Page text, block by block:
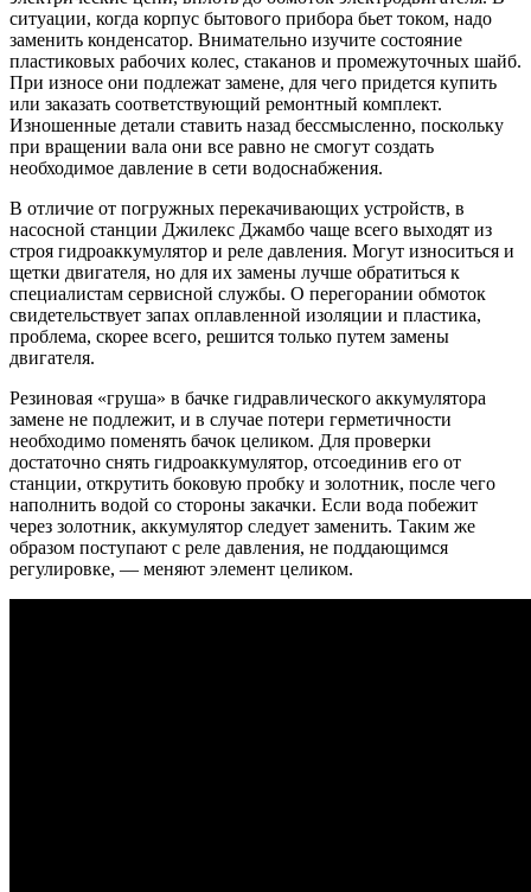
ситуации, когда корпус бытового прибора бьет током, надо
заменить конденсатор. Внимательно изучите состояние
пластиковых рабочих колес, стаканов и промежуточных шайб.
При износе они подлежат замене, для чего придется купить
или заказать соответствующий ремонтный комплект.
Изношенные детали ставить назад бессмысленно, поскольку
при вращении вала они все равно не смогут создать
необходимое давление в сети водоснабжения.
В отличие от погружных перекачивающих устройств, в
насосной станции Джилекс Джамбо чаще всего выходят из
строя гидроаккумулятор и реле давления. Могут износиться и
щетки двигателя, но для их замены лучше обратиться к
специалистам сервисной службы. О перегорании обмоток
свидетельствует запах оплавленной изоляции и пластика,
проблема, скорее всего, решится только путем замены
двигателя.
Резиновая «груша» в бачке гидравлического аккумулятора
замене не подлежит, и в случае потери герметичности
необходимо поменять бачок целиком. Для проверки
достаточно снять гидроаккумулятор, отсоединив его от
станции, открутить боковую пробку и золотник, после чего
наполнить водой со стороны закачки. Если вода побежит
через золотник, аккумулятор следует заменить. Таким же
образом поступают с реле давления, не поддающимся
регулировке, — меняют элемент целиком.